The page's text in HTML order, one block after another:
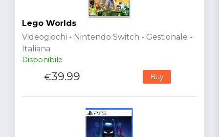
Lego Worlds
Videogiochi - Nintendo Switch - Gestionale -
Italiana
Disponibile
€39.99 Buy